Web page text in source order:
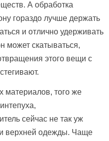
А обработка
гораздо лучше держать
и отлично удерживать
может скатываться,
этого вещи с
материалов, того же
сейчас не так уж
верхней одежды. Чаще